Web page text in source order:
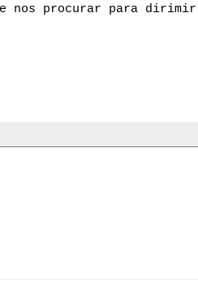
nos procurar para dirimir